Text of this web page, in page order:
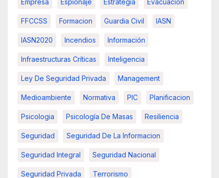
Empresa Espionaje Estrategia Evacuación
FFCCSS Formacion Guardia Civil IASN
IASN2020 Incendios Información
Infraestructuras Críticas Inteligencia
Ley De Seguridad Privada Management
Medioambiente Normativa PIC Planificacion
Psicologia Psicología De Masas Resiliencia
Seguridad Seguridad De La Informacion
Seguridad Integral Seguridad Nacional
Seguridad Privada Terrorismo